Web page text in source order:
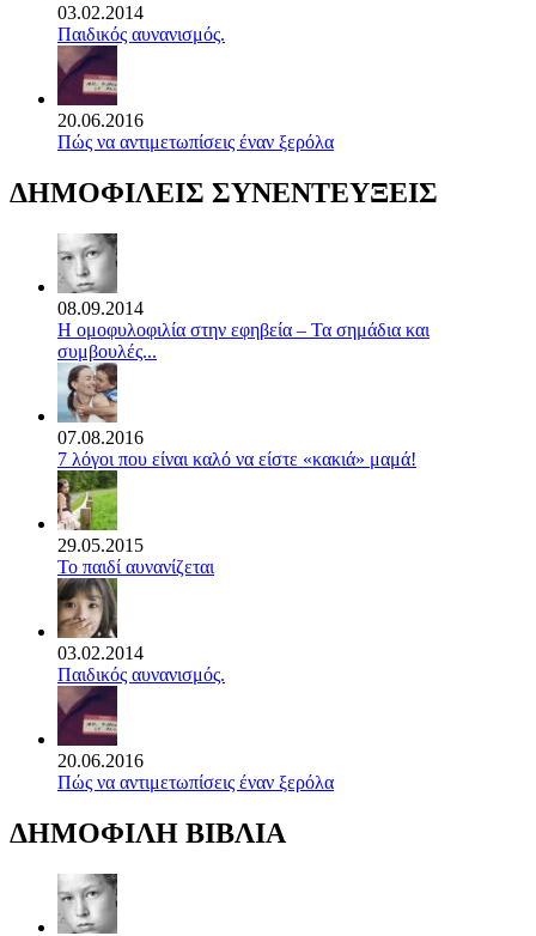
03.02.2014
Παιδικός αυνανισμός.
20.06.2016
Πώς να αντιμετωπίσεις έναν ξερόλα
ΔΗΜΟΦΙΛΕΙΣ ΣΥΝΕΝΤΕΥΞΕΙΣ
08.09.2014
Η ομοφυλοφιλία στην εφηβεία – Τα σημάδια και
συμβουλές...
07.08.2016
7 λόγοι που είναι καλό να είστε «κακιά» μαμά!
29.05.2015
Το παιδί αυνανίζεται
03.02.2014
Παιδικός αυνανισμός.
20.06.2016
Πώς να αντιμετωπίσεις έναν ξερόλα
ΔΗΜΟΦΙΛΗ ΒΙΒΛΙΑ